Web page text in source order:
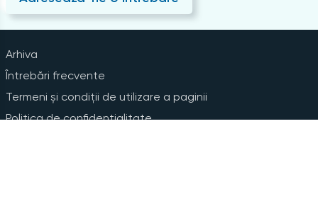
Arhiva
Întrebări frecvente
Termeni și condiții de utilizare a paginii
Politica de confidențialitate